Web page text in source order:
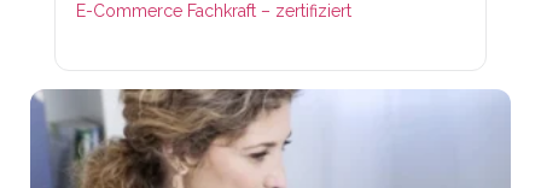
E-Commerce Fachkraft – zertifiziert